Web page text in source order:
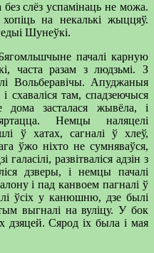
слёз успамінаць не можа.
на некалькі жыццяў.
Шунеўкі.
пачалі карную
часта разам з людзьмі. З
Вольберавічы. Апуджаныя
схаваліся там, спадзеючыся
засталася жывёла, і
Немцы наляцелі
ў хатах, сагналі ў хлеў,
ўжо ніхто не сумняваўся,
развітваліся адзін з
дзверы, і немцы пачалі
і пад канвоем пагналі ў
ўсіх у канюшню, дзе былі
выгналі на вуліцу. У бок
дзяцей. Сярод іх была і мая